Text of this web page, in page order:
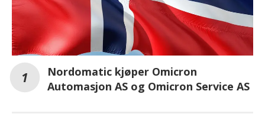
Nordomatic kjøper Omicron
Automasjon AS og Omicron Service AS